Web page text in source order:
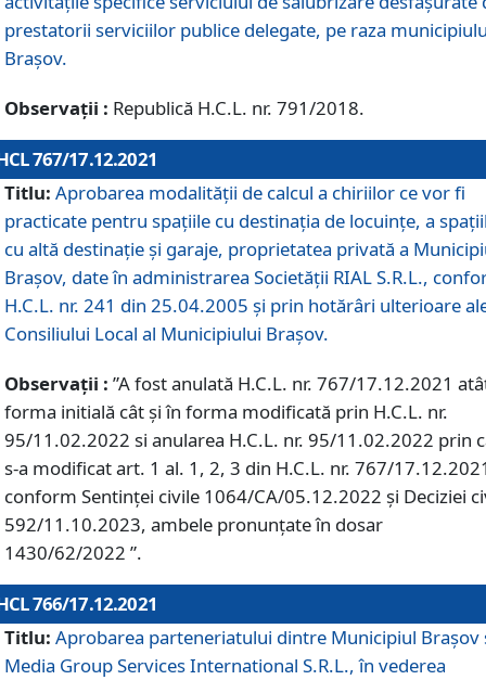
prestatorii serviciilor publice delegate, pe raza
Braşov.
Observații : Republică H.C.L. nr. 791/2018.
767/17.12.2021
Titlu: Aprobarea modalității de calcul a chiriilor ce vor fi
practicate pentru spaţiile cu destinaţia de locuinţe, a
cu altă destinaţie şi garaje, proprietatea privată a
Braşov, date în administrarea Societăţii RIAL S.R.L.,
H.C.L. nr. 241 din 25.04.2005 și prin hotărâri ulterioare
Consiliului Local al Municipiului Braşov.
Observații : ”A fost anulată H.C.L. nr. 767/17.12.2021
forma initială cât și în forma modificată prin H.C.L. nr.
95/11.02.2022 si anularea H.C.L. nr. 95/11.02.2022 prin
s-a modificat art. 1 al. 1, 2, 3 din H.C.L. nr. 767/
conform Sentinței civile 1064/CA/05.12.2022 și Deciziei
592/11.10.2023, ambele pronunțate în dosar
1430/62/2022 ”.
766/17.12.2021
Titlu: Aprobarea parteneriatului dintre Municipiul Brașov
Media Group Services International S.R.L., în vederea